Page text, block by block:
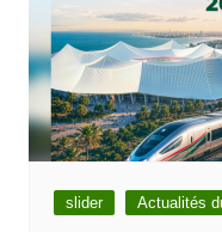
slider Actualités